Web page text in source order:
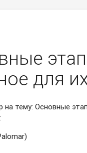
для
на тему: Основные